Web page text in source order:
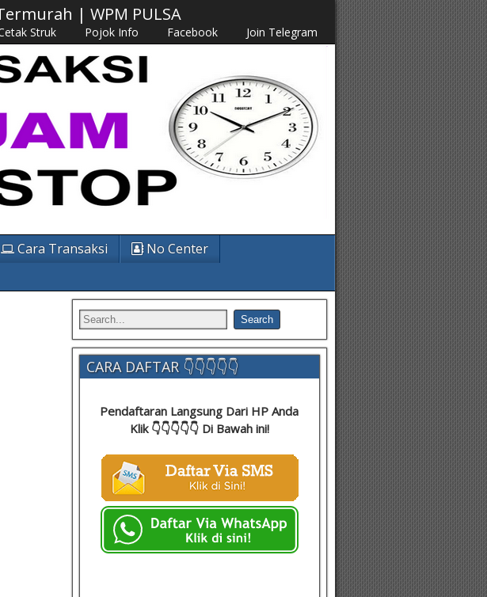
| WPM PULSA
Struk Pojok Info Facebook Join Telegram
Cara Transaksi
No Center
CARA DAFTAR 👇👇👇👇👇
Pendaftaran Langsung Dari HP Anda
Klik 👇👇👇👇👇 Di Bawah ini!